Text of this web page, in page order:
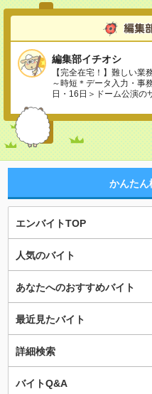
編集部イチオシ
【完全在宅！】難しい
～時短＊データ入力・事
日・16日＞ドーム公演の
かんたん
エンバイトTOP
人気のバイト
あなたへのおすすめバイト
最近見たバイト
詳細検索
バイトQ&A